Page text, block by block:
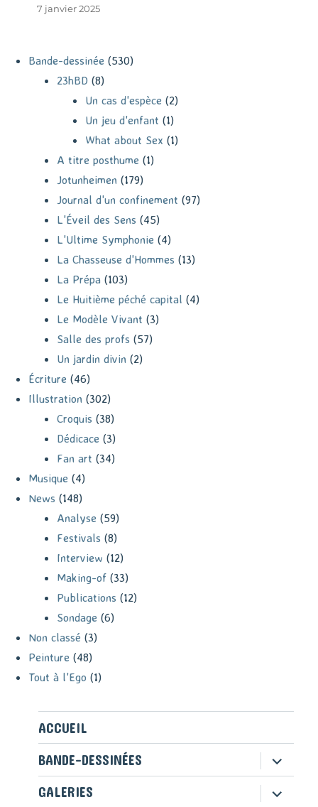
7 janvier 2025
Bande-dessinée (530)
23hBD (8)
Un cas d'espèce (2)
Un jeu d'enfant (1)
What about Sex (1)
A titre posthume (1)
Jotunheimen (179)
Journal d'un confinement (97)
L'Éveil des Sens (45)
L'Ultime Symphonie (4)
La Chasseuse d'Hommes (13)
La Prépa (103)
Le Huitième péché capital (4)
Le Modèle Vivant (3)
Salle des profs (57)
Un jardin divin (2)
Écriture (46)
Illustration (302)
Croquis (38)
Dédicace (3)
Fan art (34)
Musique (4)
News (148)
Analyse (59)
Festivals (8)
Interview (12)
Making-of (33)
Publications (12)
Sondage (6)
Non classé (3)
Peinture (48)
Tout à l'Ego (1)
ACCUEIL
BANDE-DESSINÉES
ouvrir
le
sous-
menu
GALERIES ouvrir